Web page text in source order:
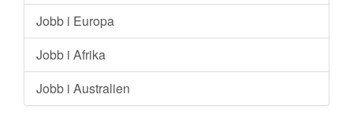
Jobb i Europa
Jobb i Afrika
Jobb i Australien